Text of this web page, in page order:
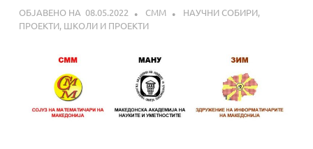
08.05.2022 СММ НАУЧНИ СОБИРИ,
ПРОЕКТИ, ШКОЛИ И ПРОЕКТИ